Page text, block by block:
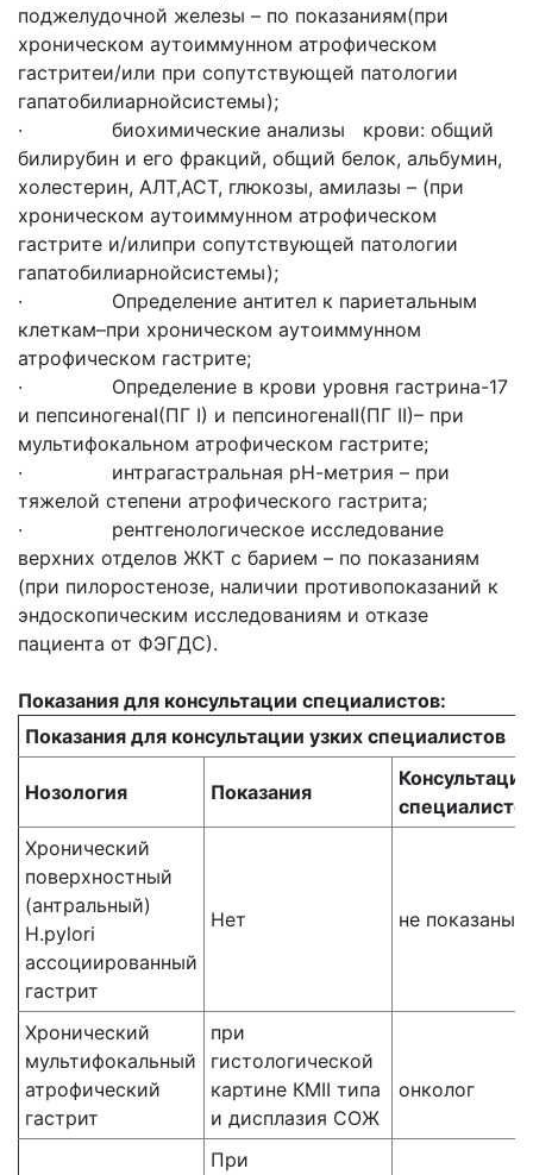
поджелудочной железы – по показаниям(при
хроническом аутоиммунном атрофическом
гастритеи/или при сопутствующей патологии
гапатобилиарнойсистемы);
· биохимические анализы крови: общий
билирубин и его фракций, общий белок, альбумин,
холестерин, АЛТ,АСТ, глюкозы, амилазы – (при
хроническом аутоиммунном атрофическом
гастрите и/илипри сопутствующей патологии
гапатобилиарнойсистемы);
· Определение антител к париетальным
клеткам–при хроническом аутоиммунном
атрофическом гастрите;
· Определение в крови уровня гастрина-17
и пепсиногенаI(ПГ I) и пепсиногенаII(ПГ II)– при
мультифокальном атрофическом гастрите;
· интрагастральная рН-метрия – при
тяжелой степени атрофического гастрита;
· рентгенологическое исследование
верхних отделов ЖКТ с барием – по показаниям
(при пилоростенозе, наличии противопоказаний к
эндоскопическим исследованиям и отказе
пациента от ФЭГДС).
Показания для консультации специалистов:
Показания для консультации узких специалистов
Нозология Показания
Консультации
Хронический
поверхностный
(антральный)
H.pylori
ассоциированный
гастрит
Нет не показаны
Хронический
мультифокальный
атрофический
гастрит
при
гистологической
картине КМII типа
и дисплазия СОЖ
онколог
При